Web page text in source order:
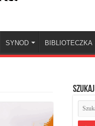
SYNOD BIBLIOTECZKA
Szukaj